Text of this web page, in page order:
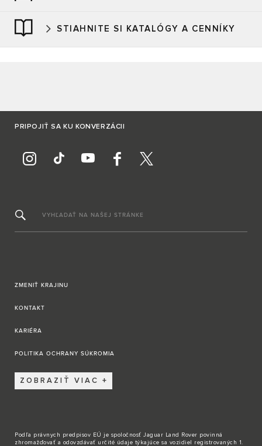
STIAHNITE SI KATALÓGY A CENNÍKY
PRIPOJIŤ SA KU KONVERZÁCII
VYHĽADAŤ NA NAŠEJ STRÁNKE
ZMENIŤ KRAJINU
KONTAKT
KARIÉRA
POLITIKA OCHRANY SÚKROMIA
ZOBRAZIŤ VIAC
Podľa právnych predpisov EÚ je spoločnosť Jaguar Land Rover povinná
zhromažďovať a odovzdávať určité údaje týkajúce sa vozidiel registrovaných 1.